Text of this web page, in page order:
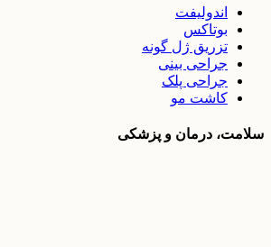
اندولیفت
بوتاکس
تزریق ژل گونه
جراحی بینی
جراحی پلک
کاشت مو
سلامت، درمان و پزشکی